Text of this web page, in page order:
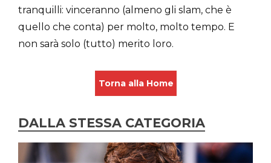
tranquilli: vinceranno (almeno gli slam, che è
quello che conta) per molto, molto tempo. E
non sarà solo (tutto) merito loro.
Torna alla Home
DALLA STESSA CATEGORIA